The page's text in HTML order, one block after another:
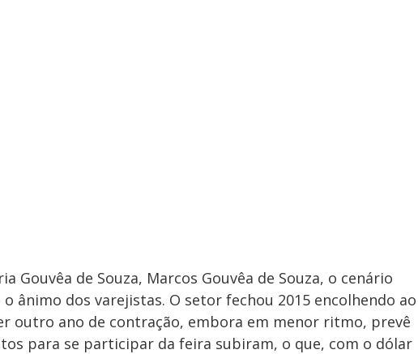
Gouvêa de Souza, Marcos Gouvêa de Souza, o cenário
ânimo dos varejistas. O setor fechou 2015 encolhendo ao
outro ano de contração, embora em menor ritmo, prevê
para se participar da feira subiram, o que, com o dólar